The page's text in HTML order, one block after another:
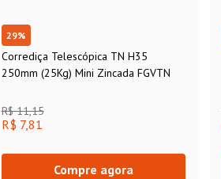
29%
Corrediça Telescópica TN H35
250mm (25Kg) Mini Zincada FGVTN
R$ 11,15
R$ 7,81
Compre agora